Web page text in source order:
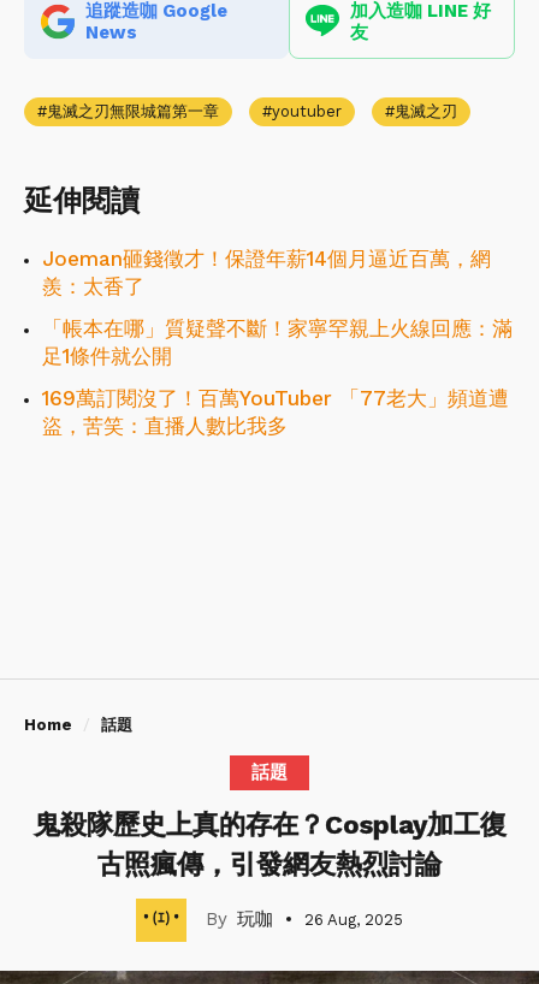
追蹤造咖 Google
News
加入造咖 LINE 好
友
鬼滅之刃無限城篇第一章 youtuber 鬼滅之刃
延伸閱讀
Joeman砸錢徵才！保證年薪14個月逼近百萬，網
羨：太香了
「帳本在哪」質疑聲不斷！家寧罕親上火線回應：滿
足1條件就公開
169萬訂閱沒了！百萬YouTuber 「77老大」頻道遭
盜，苦笑：直播人數比我多
Home 話題
話題
鬼殺隊歷史上真的存在？Cosplay加工復
古照瘋傳，引發網友熱烈討論
玩咖 26 Aug, 2025